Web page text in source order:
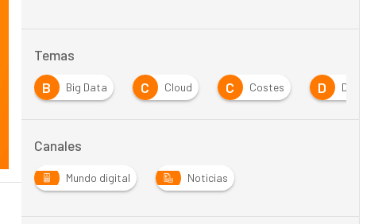
Temas
B Big Data C Cloud C Costes D
Canales
Mundo digital Noticias